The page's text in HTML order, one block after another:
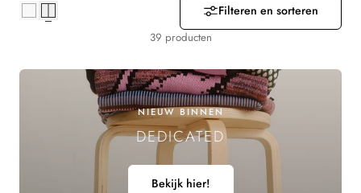
L
N
Filteren en sorteren
39 producten
NIEUW BINNEN
DEDICATED
Bekijk hier!